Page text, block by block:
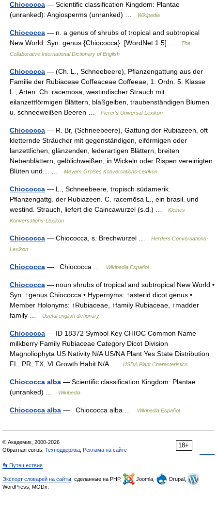
Chiococca — Scientific classification Kingdom: Plantae
(unranked): Angiosperms (unranked) …
Wikipedia
Chiococca — n. a genus of shrubs of tropical and subtropical
New World. Syn: genus {Chiococca}. [WordNet 1.5] …
The
Collaborative International Dictionary of English
Chiococca — (Ch. L., Schneebeere), Pflanzengattung aus der
Familie der Rubiaceae Coffeaceae Coffeeae, 1. Ordn. 5. Klasse
L.; Arten: Ch. racemosa, westindischer Strauch mit
eilanzettförmigen Blättern, blaßgelben, traubenständigen Blumen
u. schneeweißen Beeren …
Pierer's Universal-Lexikon
Chiococca — R. Br, (Schneebeere), Gattung der Rubiazeen, oft
kletternde Sträucher mit gegenständigen, eiförmigen oder
lanzettlichen, glänzenden, lederartigen Blättern, breiten
Nebenblättern, gelblichweißen, in Wickeln oder Rispen vereinigten
Blüten und… …
Meyers Großes Konversations-Lexikon
Chiococca — L., Schneebeere, tropisch südamerik.
Pflanzengattg. der Rubiazeen. C. racemōsa L., ein brasil. und
westind. Strauch, liefert die Caincawurzel (s.d.) …
Kleines
Konversations-Lexikon
Chiococca — Chiococca, s. Brechwurzel …
Herders Conversations-
Lexikon
Chiococca — Chiococca … Wikipedia Español
Chiococca — noun shrubs of tropical and subtropical New World •
Syn: ↑genus Chiococca • Hypernyms: ↑asterid dicot genus •
Member Holonyms: ↑Rubiaceae, ↑family Rubiaceae, ↑madder
family …
Useful english dictionary
Chiococca — ID 18372 Symbol Key CHIOC Common Name
milkberry Family Rubiaceae Category Dicot Division
Magnoliophyta US Nativity N/A US/NA Plant Yes State Distribution
FL, PR, TX, VI Growth Habit N/A …
USDA Plant Characteristics
Chiococca alba — Scientific classification Kingdom: Plantae
(unranked) …
Wikipedia
Chiococca alba — Chiococca alba … Wikipedia Español
18+
© Академик, 2000-2026
Обратная связь: Техподдержка Реклама на сайте
👣 Путешествия
Экспорт словарей на сайты , сделанные на PHP, Joomla,
Drupal,
WordPress, MODx.